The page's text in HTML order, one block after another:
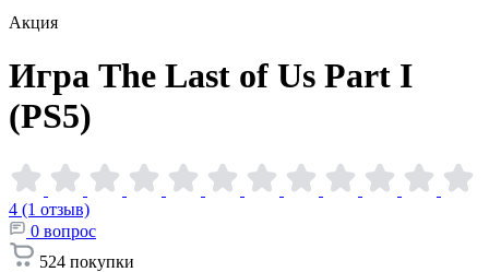
Акция
Игра The Last of Us Part I
(PS5)
4 (1 отзыв)
0 вопрос
524 покупки